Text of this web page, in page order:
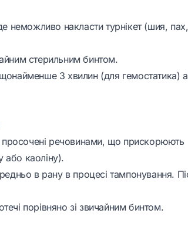
неможливо накласти турнікет (шия, пах,
стерильним бинтом.
3 хвилин (для гемостатика)
просочені речовинами, що прискорюють
або каоліну).
в рану в процесі тампонування.
порівняно зі звичайним бинтом.